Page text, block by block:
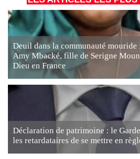
Deuil dans la communauté mouride
Amy Mbacké, fille de Serigne
Dieu en France
Déclaration de patrimoine : le
les retardataires de se mettre en